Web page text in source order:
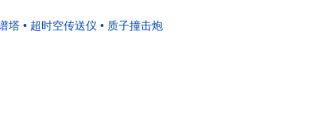
塔 • 超时空传送仪 • 质子撞击炮